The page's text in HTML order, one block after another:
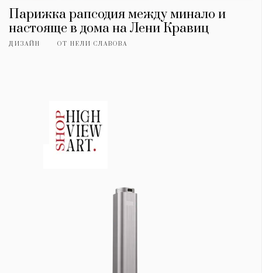
Парижка рапсодия между минало и
настояще в дома на Лени Кравиц
ДИЗАЙН ОТ НЕЛИ СЛАВОВА